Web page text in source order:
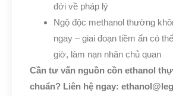
đới về pháp lý
Ngộ độc methanol thường
ngay – giai đoạn tiềm ẩn có
giờ, làm nạn nhân chủ quan
Cần tư vấn nguồn cồn ethanol
chuẩn? Liên hệ ngay: